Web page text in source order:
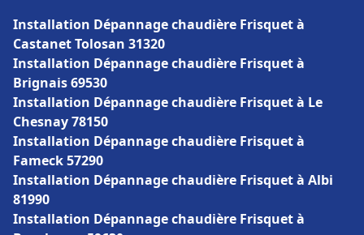
Installation Dépannage chaudière Frisquet à
Castanet Tolosan 31320
Installation Dépannage chaudière Frisquet à
Brignais 69530
Installation Dépannage chaudière Frisquet à Le
Chesnay 78150
Installation Dépannage chaudière Frisquet à
Fameck 57290
Installation Dépannage chaudière Frisquet à Albi
81990
Installation Dépannage chaudière Frisquet à